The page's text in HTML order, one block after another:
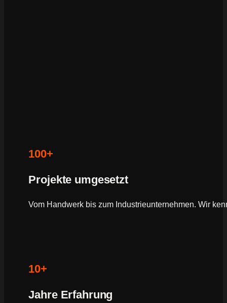
100+
Projekte umgesetzt
Vom Handwerk bis zum Industrieunternehmen. Wir
10+
Jahre Erfahrung